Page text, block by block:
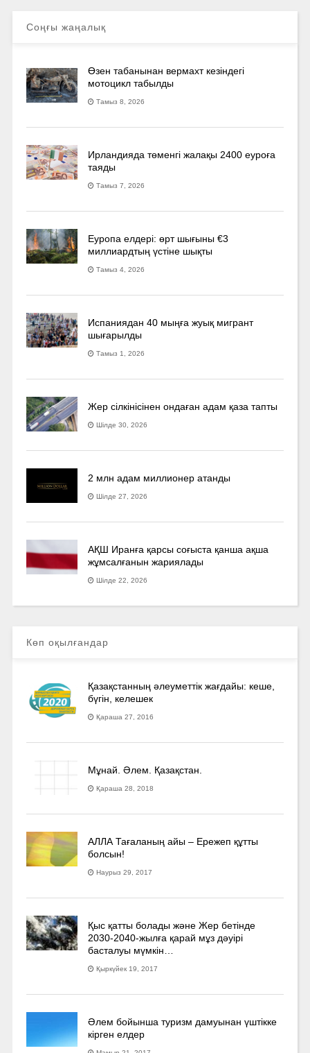
Соңғы жаңалық
Өзен табанынан вермахт кезіндегі
мотоцикл табылды
Тамыз 8, 2026
Ирландияда төменгі жалақы 2400 еуроға
таяды
Тамыз 7, 2026
Еуропа елдері: өрт шығыны €3
миллиардтың үстіне шықты
Тамыз 4, 2026
Испаниядан 40 мыңға жуық мигрант
шығарылды
Тамыз 1, 2026
Жер сілкінісінен ондаған адам қаза тапты
Шілде 30, 2026
2 млн адам миллионер атанды
Шілде 27, 2026
АҚШ Иранға қарсы соғыста қанша ақша
жұмсалғанын жариялады
Шілде 22, 2026
Көп оқылғандар
Қазақстанның әлеуметтік жағдайы: кеше,
бүгін, келешек
Қараша 27, 2016
Мұнай. Әлем. Қазақстан.
Қараша 28, 2018
АЛЛА Тағаланың айы – Ережеп құтты
болсын!
Наурыз 29, 2017
Қыс қатты болады және Жер бетінде
2030-2040­-жылға қарай мұз дәуірі
басталуы мүмкін…
Қыркүйек 19, 2017
Әлем бойынша туризм дамуынан үштікке
кірген елдер